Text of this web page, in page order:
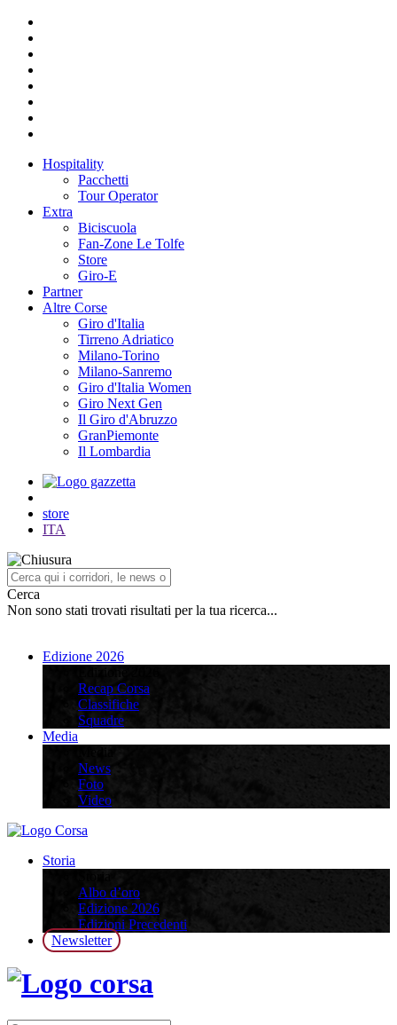
Hospitality
Pacchetti
Tour Operator
Extra
Biciscuola
Fan-Zone Le Tolfe
Store
Giro-E
Partner
Altre Corse
Giro d'Italia
Tirreno Adriatico
Milano-Torino
Milano-Sanremo
Giro d'Italia Women
Giro Next Gen
Il Giro d'Abruzzo
GranPiemonte
Il Lombardia
store
ITA
Cerca
Non sono stati trovati risultati per la tua ricerca...
Edizione 2026
Recap Corsa
Classifiche
Squadre
Media
News
Foto
Video
Storia
Albo d’oro
Edizione 2026
Edizioni Precedenti
Newsletter